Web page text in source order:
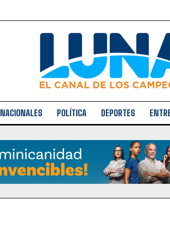
NACIONALES POLÍTICA DEPORTES